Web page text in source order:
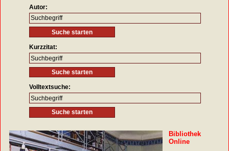
Autor:
Kurzzitat:
Volltextsuche:
Bibliothek
Online